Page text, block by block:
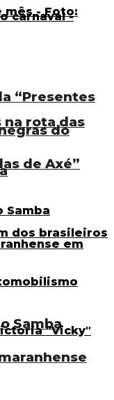
“Presentes
do
de Axé”
Samba
na rota das